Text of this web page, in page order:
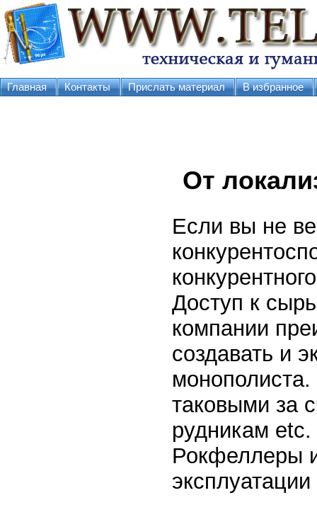
Главная Контакты Прислать материал В избранное
От
Если вы не
Доступ к
компании
создавать и
таковыми за
рудникам etc.
Рокфеллеры